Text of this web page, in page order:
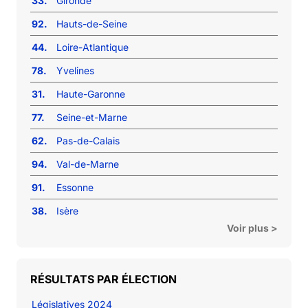
92.
Hauts-de-Seine
44.
Loire-Atlantique
78.
Yvelines
31.
Haute-Garonne
77.
Seine-et-Marne
62.
Pas-de-Calais
94.
Val-de-Marne
91.
Essonne
38.
Isère
Voir plus >
RÉSULTATS PAR ÉLECTION
Législatives 2024